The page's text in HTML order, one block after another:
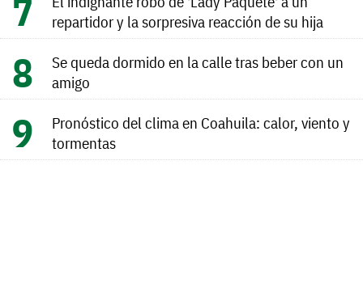
repartidor y la sorpresiva reacción de su hija
Se queda dormido en la calle tras beber con un
amigo
Pronóstico del clima en Coahuila: calor, viento y
tormentas